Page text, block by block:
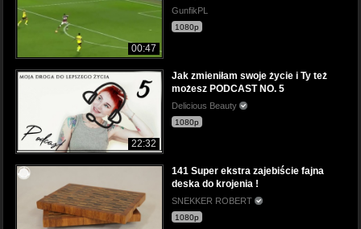
00:47
GunfikPL
1080p
22:32
Jak zmieniłam swoje życie i Ty też
możesz PODCAST NO. 5
Delicious Beauty
1080p
141 Super ekstra zajebiście fajna
deska do krojenia !
SNEKKER ROBERT
1080p